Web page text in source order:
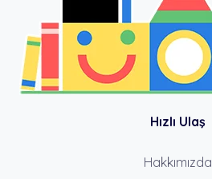
Hızlı Ulaş
Hakkımızda